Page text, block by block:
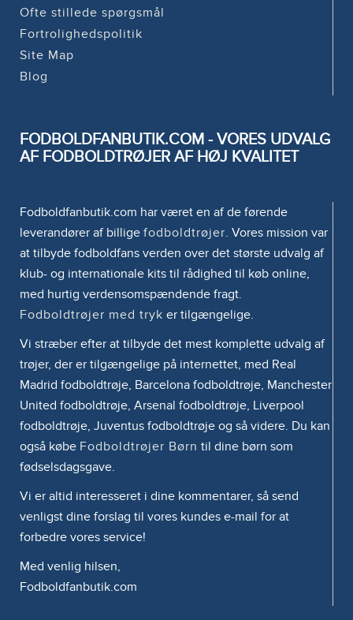
Ofte stillede spørgsmål
Fortrolighedspolitik
Site Map
Blog
FODBOLDFANBUTIK.COM - VORES UDVALG
AF FODBOLDTRØJER AF HØJ KVALITET
Fodboldfanbutik.com har været en af de førende
leverandører af billige fodboldtrøjer. Vores mission var
at tilbyde fodboldfans verden over det største udvalg af
klub- og internationale kits til rådighed til køb online,
med hurtig verdensomspændende fragt.
Fodboldtrøjer med tryk er tilgængelige.
Vi stræber efter at tilbyde det mest komplette udvalg af
trøjer, der er tilgængelige på internettet, med Real
Madrid fodboldtrøje, Barcelona fodboldtrøje, Manchester
United fodboldtrøje, Arsenal fodboldtrøje, Liverpool
fodboldtrøje, Juventus fodboldtrøje og så videre. Du kan
også købe Fodboldtrøjer Børn til dine børn som
fødselsdagsgave.
Vi er altid interesseret i dine kommentarer, så send
venligst dine forslag til vores kundes e-mail for at
forbedre vores service!
Med venlig hilsen,
Fodboldfanbutik.com